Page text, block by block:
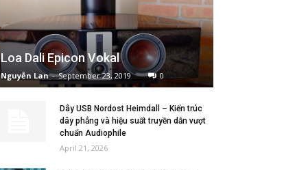
Loa Dali Epicon Vokal
Nguyễn Lan - September 23, 2019 0
Dây USB Nordost Heimdall – Kiến trúc
dây phẳng và hiệu suất truyền dẫn vượt
chuẩn Audiophile
April 21, 2026